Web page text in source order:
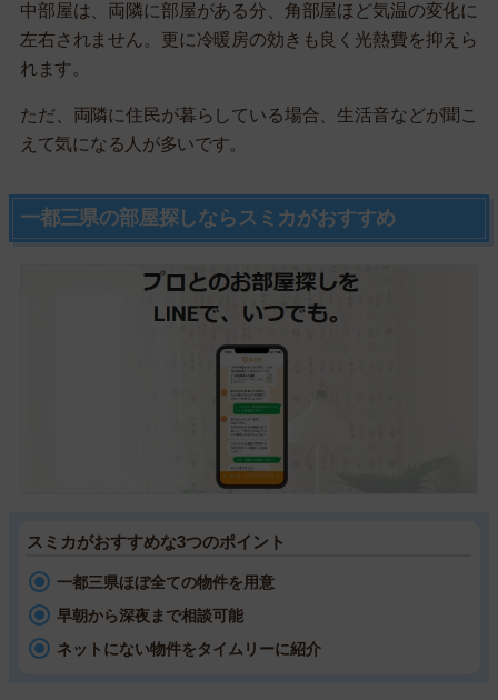
中部屋は、両隣に部屋がある分、角部屋ほど気温の変化に
左右されません。更に冷暖房の効きも良く光熱費を抑えら
れます。
ただ、両隣に住民が暮らしている場合、生活音などが聞こ
えて気になる人が多いです。
一都三県の部屋探しならスミカがおすすめ
スミカがおすすめな3つのポイント
一都三県ほぼ全ての物件を用意
早朝から深夜まで相談可能
ネットにない物件をタイムリーに紹介